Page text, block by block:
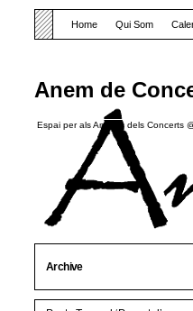
Anem de
Espai per als Amants dels Concerts
Home Qui Som
Archive